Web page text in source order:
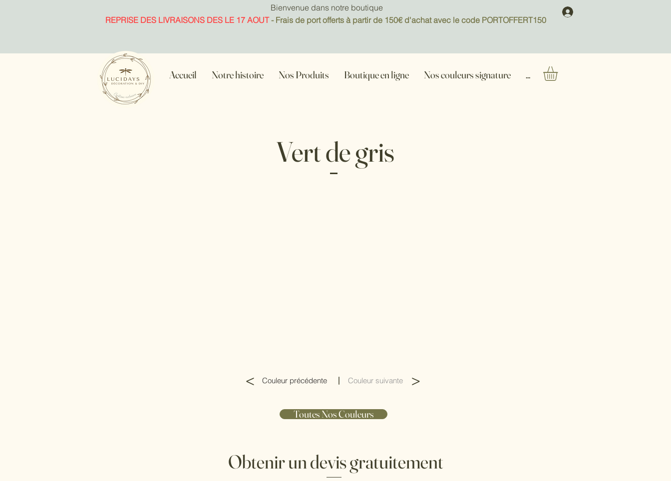
Bienvenue dans notre boutique
REPRISE DES LIVRAISONS DES LE 17 AOUT- Frais de port offerts à partir de 150€ d'achat avec le code PORTOFFERT150
Accueil Notre histoire Nos Produits Boutique en ligne Nos couleurs signature ...
Vert de gris
Couleur précédente
< | Couleur suivante >
Toutes Nos Couleurs
Obtenir un devis gratuitement